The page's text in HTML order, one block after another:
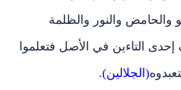
والحامض والنور والظلمة
التاءين في الأصل فتعلموا
(الجلالين).